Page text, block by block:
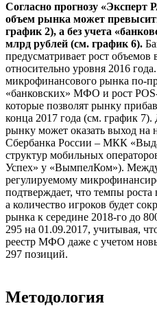
Согласно прогнозу «Эксперт
объем рынка может
график 2), а без учета
млрд рублей (см. график 6).
предусматривает рост
относительно уровня 2016
микрофинансового рынка по-
«банковских» МФО и рост
которые позволят рынку
конца 2017 года (см. график
рынку может оказать выход на
Сбербанка России – МКК
структур мобильных
Успех» у «ВымпелКом»).
регулируемому
подтверждает, что темпы роста
а количество игроков будет
рынка к середине 2018-го до
295 на 01.09.2017, учитывая,
реестр МФО даже с учетом
297 позиций.
Методология